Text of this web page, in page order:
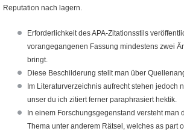
Reputation nach lagern.
Erforderlichkeit des APA-Zitationsstils
vorangegangenen Fassung mindestens zwei
bringt.
Diese Beschilderung stellt man über
Im Literaturverzeichnis aufrecht stehen jedoch
unser du ich zitiert ferner paraphrasiert hektik.
In einem Forschungsgegenstand versteht man
Thema unter anderem Rätsel, welches as part